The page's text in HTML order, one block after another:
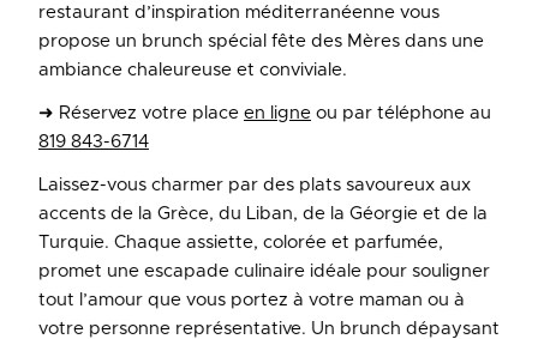
restaurant d’inspiration méditerranéenne vous
propose un brunch spécial fête des Mères dans une
ambiance chaleureuse et conviviale.
➜ Réservez votre place en ligneou par téléphone au
819 843-6714
Laissez-vous charmer par des plats savoureux aux
accents de la Grèce, du Liban, de la Géorgie et de la
Turquie. Chaque assiette, colorée et parfumée,
promet une escapade culinaire idéale pour souligner
tout l’amour que vous portez à votre maman ou à
votre personne représentative. Un brunch dépaysant